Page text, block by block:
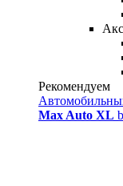
Рекомендуем
Max Auto XL